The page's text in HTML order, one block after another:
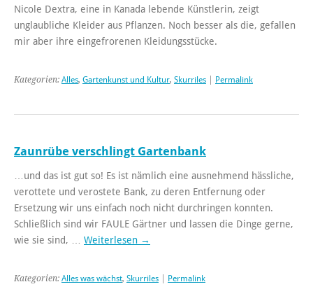
Nicole Dextra, eine in Kanada lebende Künstlerin, zeigt
unglaubliche Kleider aus Pflanzen. Noch besser als die, gefallen
mir aber ihre eingefrorenen Kleidungsstücke.
Kategorien: Alles, Gartenkunst und Kultur, Skurriles Permalink
Zaunrübe verschlingt Gartenbank
…und das ist gut so! Es ist nämlich eine ausnehmend hässliche,
verottete und verostete Bank, zu deren Entfernung oder
Ersetzung wir uns einfach noch nicht durchringen konnten.
Schließlich sind wir FAULE Gärtner und lassen die Dinge gerne,
wie sie sind, … Weiterlesen →
Kategorien: Alles was wächst, Skurriles Permalink